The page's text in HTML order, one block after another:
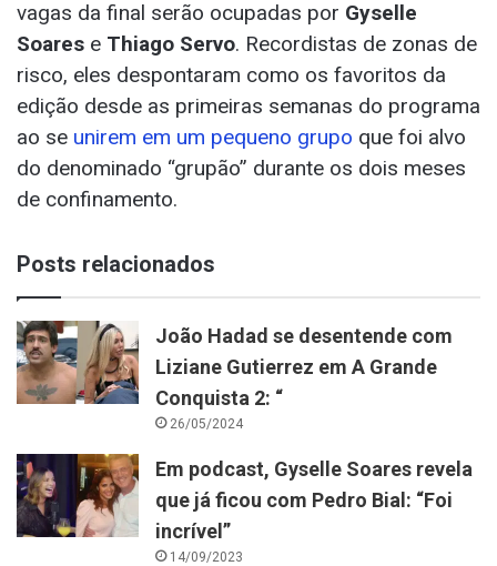
vagas da final serão ocupadas por Gyselle
Soares e Thiago Servo. Recordistas de zonas de
risco, eles despontaram como os favoritos da
edição desde as primeiras semanas do programa
ao se unirem em um pequeno grupo que foi alvo
do denominado “grupão” durante os dois meses
de confinamento.
Posts relacionados
João Hadad se desentende com
Liziane Gutierrez em A Grande
Conquista 2: “
26/05/2024
Em podcast, Gyselle Soares revela
que já ficou com Pedro Bial: “Foi
incrível”
14/09/2023